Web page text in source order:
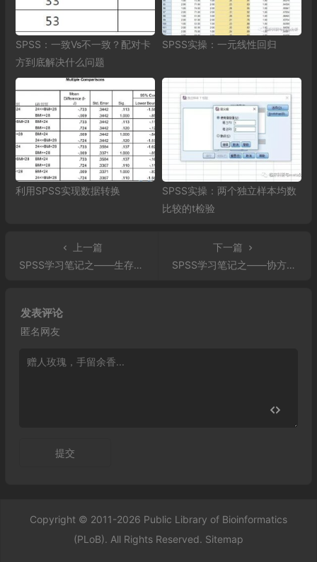
SPSS：一致Vs不一致？配对卡
方到底解决什么问题
SPSS实操：一元线性回归
利用SPSS实现数据转换
SPSS实操：两个独立样本均数
比较的t检验
上一篇
SPSS学习笔记之——生存分析的Cox回归模型（比例风险模型）
下一篇
SPSS学习笔记之——协方差分析
发表评论
匿名网友
提交
Copyright © 2011-2026 Public Library of Bioinformatics
(PLoB). All Rights Reserved. Sitemap